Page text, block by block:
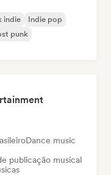
indie
Indie pop
punk
Dance music
publicação musical